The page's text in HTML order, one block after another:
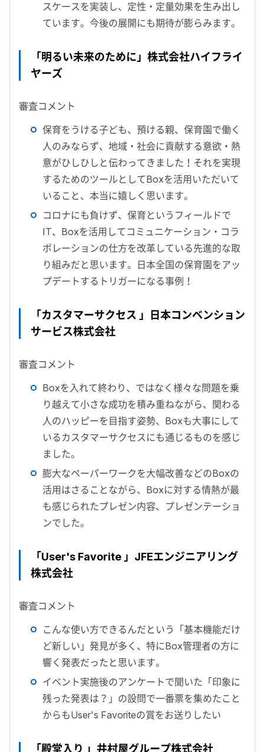
スケースを実装し、定性・定量効果を生み出し
ています。今後の展開にも期待が膨らみます。
「明るい未来のために」株式会社ハイフライ
ヤーズ
審査コメント
保育をうける子ども、預ける親、保育園で働く
人のみならず、地域・社会に貢献する意欲・熱
意がひしひしと伝わってきました！それを実現
するためのツールとしてBoxを活用いただいて
いること、本当に嬉しく思います。
コロナにも負けず、保育というフィールドで
IT、Boxを活用してコミュニケーション・コラ
ボレーションの仕方を改革している先進的な取
り組みだと思います。日本全国の保育園をアッ
プデートするトリガーになる事例！
「カスタマーサクセス 」日本コンベンション
サービス株式会社
審査コメント
Boxを入れて終わり、ではなく様々な問題を乗
り越えて小さな成功を積み重ねながら、関わる
人のハッピーを目指す姿勢、Boxも大事にして
いるカスタマーサクセスにも通じるものを感じ
ました。
膨大なペーパーワークを大幅改善などのBoxの
活用はさることながら、Boxに対する情熱が最
も感じられたプレゼン内容、プレゼンテーショ
ンでした。
「User's Favorite 」JFEエンジニアリング
株式会社
審査コメント
こんな使い方できるんだという「基本機能だけ
ど新しい」発見が多く、特にBox管理者の方に
響く発表だったと思います。
イベント実施後のアンケートで聞いた「印象に
残った発表は？」の設問で一番票を集めたこと
からもUser's Favoriteの賞をお送りしたい
「殿堂入り 」井村屋グループ株式会社